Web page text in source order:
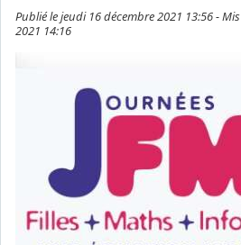
Publié le jeudi 16 décembre 2021 13:56 -
2021 14:16